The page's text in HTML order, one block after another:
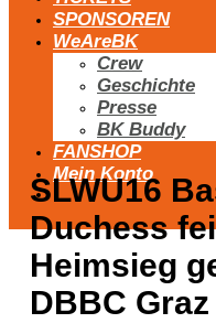
SPONSOREN
WeAreBK
Crew
Geschichte
Presse
BK Buddy
FANSHOP
Mein Konto
SLWU16
Duchess
Heimsieg
DBBC Graz